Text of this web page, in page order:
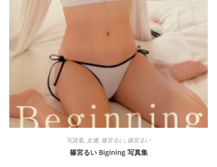
写真集, 女優, 篠宮るい, 篠宮るい
篠宮るい Bigining 写真集